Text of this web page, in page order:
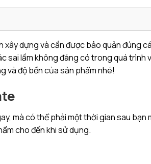
dựng và cần được bảo quản đúng
sai lầm không đáng có trong quá trình
và độ bền của sản phẩm nhé!
mà có thể phải một thời gian sau bạn
cho đến khi sử dụng.